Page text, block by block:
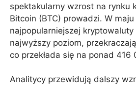
spektakularny wzrost na rynku
Bitcoin (BTC) prowadzi. W
najpopularniejszej kryptowaluty
najwyższy poziom,
co przekłada się na ponad 416
Analitycy przewidują dalszy